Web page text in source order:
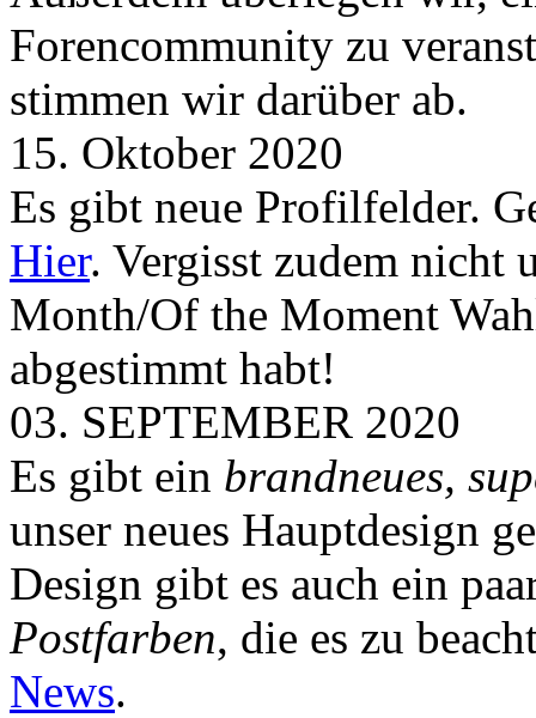
Forencommunity zu
stimmen wir darüber ab.
15. Oktober 2020
Es gibt neue Profilfelder.
Hier. Vergisst zudem nicht
Month/Of the Moment
abgestimmt habt!
03. SEPTEMBER 2020
Es gibt ein brandneues,
unser neues Hauptdesign
Design gibt es auch ein
Postfarben, die es zu
News.